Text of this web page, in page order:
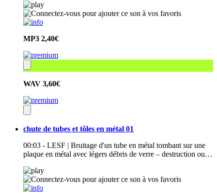
MP3 2,40€
WAV 3,60€
chute de tubes et tôles en métal 01
00:03 - LESF | Bruitage d'un tube en métal tombant sur une
plaque en métal avec légers débris de verre – destruction ou…